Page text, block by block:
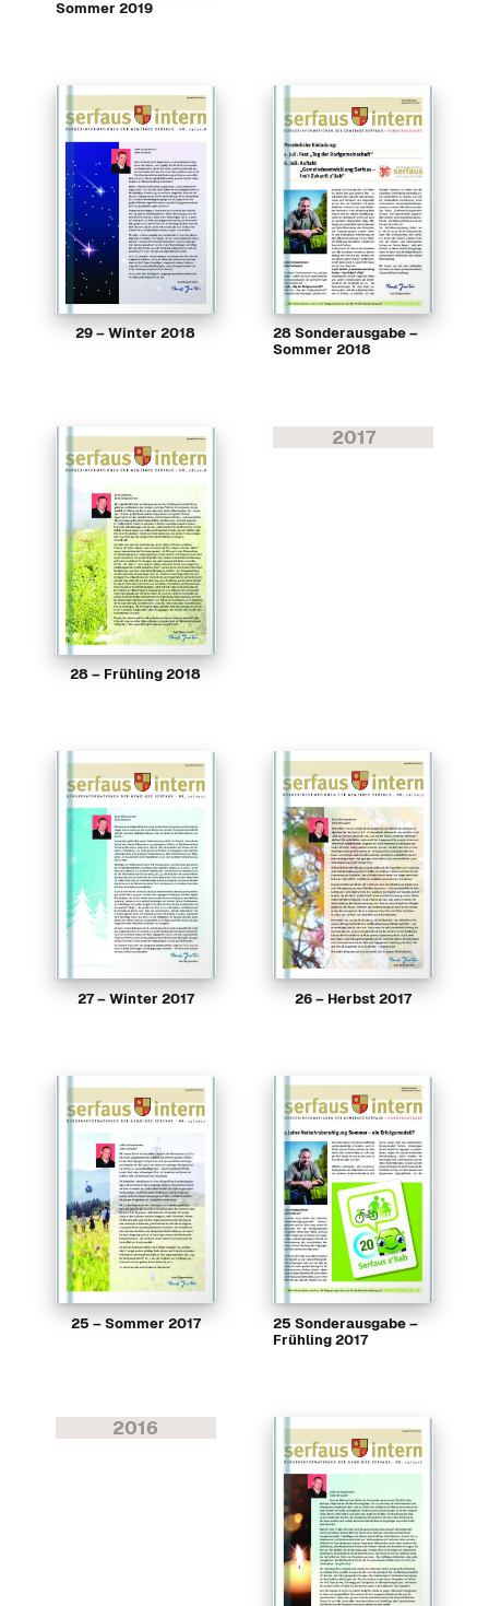
Sommer 2019
29 – Winter 2018
28 Sonderausgabe –
Sommer 2018
28 – Frühling 2018
2017
27 – Winter 2017 26 – Herbst 2017
25 – Sommer 2017
25 Sonderausgabe –
Frühling 2017
2016